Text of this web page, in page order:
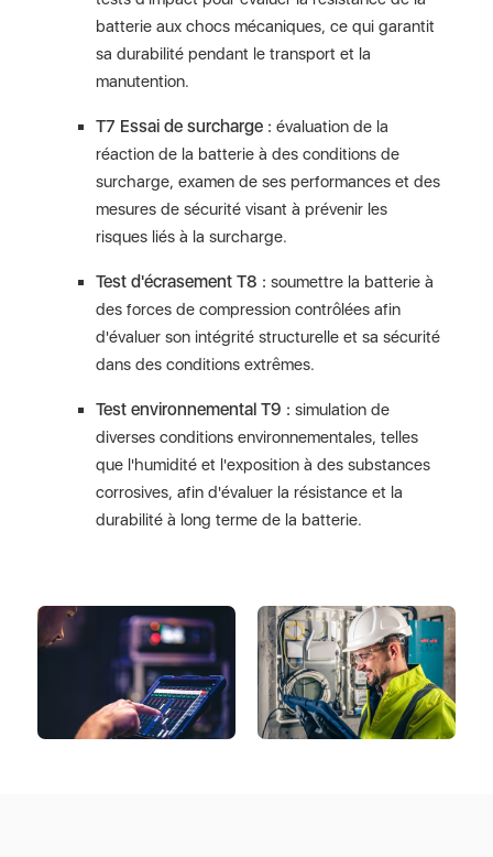
batterie aux chocs mécaniques, ce qui garantit
sa durabilité pendant le transport et la
manutention.
T7 Essai de surcharge :évaluation de la
réaction de la batterie à des conditions de
surcharge, examen de ses performances et des
mesures de sécurité visant à prévenir les
risques liés à la surcharge.
Test d'écrasement T8 :soumettre la batterie à
des forces de compression contrôlées afin
d'évaluer son intégrité structurelle et sa sécurité
dans des conditions extrêmes.
Test environnemental T9 :simulation de
diverses conditions environnementales, telles
que l'humidité et l'exposition à des substances
corrosives, afin d'évaluer la résistance et la
durabilité à long terme de la batterie.